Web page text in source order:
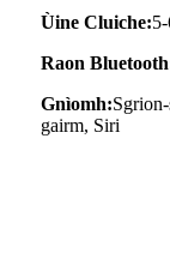
Ùine Cluiche:
Raon
Gnìomh:
gairm, Siri